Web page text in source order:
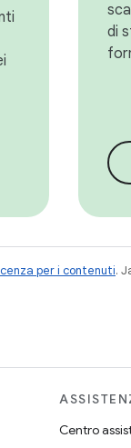
di
per i contenuti.
Centro